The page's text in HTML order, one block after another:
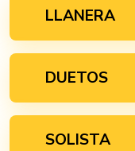
LLANERA
DUETOS
SOLISTA